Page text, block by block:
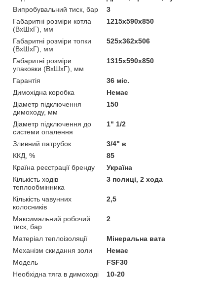
Випробувальний тиск, бар
3
Габаритні розміри котла
(ВхШхГ), мм
1215х590х850
Габаритні розміри топки
(ВхШхГ), мм
525х362х506
Габаритні розміри
упаковки (ВхШхГ), мм
1315х590х850
Гарантія
36 міс.
Димохідна коробка
Немає
Діаметр підключення
димоходу, мм
150
Діаметр підключення до
системи опалення
1" 1/2
Зливний патрубок
3/4" в
ККД, %
85
Країна реєстрації бренду
Україна
Кількість ходів
теплообмінника
3 полиці, 2 хода
Кількість чавунних
колосників
2,5
Максимальний робочий
тиск, бар
2
Матеріал теплоізоляції
Мінеральна вата
Механізм скидання золи
Немає
Мoдель
FSF30
Необхідна тяга в димоході
10-20